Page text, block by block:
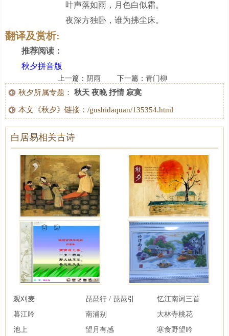
叶声落如雨，月色白似霜。
夜深方独卧，谁为拂尘床。
翻译及赏析:
推荐阅读：
秋夕拼音版
上一篇： 阴雨 下一篇： 青门柳
秋夕所属专题： 秋天 夜晚 抒情 寂寞
本文《秋夕》链接：/gushidaquan/135354.html
白居易相关古诗
观刈麦 琵琶行 / 琵琶引
忆江南词三首
暮江吟
南浦别
大林寺桃花
池上
望月有感
寒食野望吟